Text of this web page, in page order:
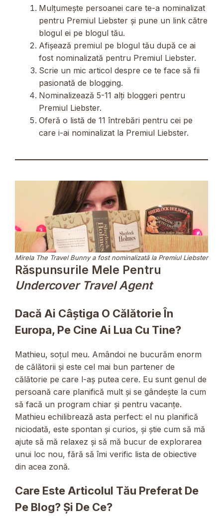
Mulțumește persoanei care te-a nominalizat
pentru Premiul Liebster și pune un link către
blogul ei pe blogul tău.
Afișează premiul pe blogul tău după ce ai
fost nominalizată pentru Premiul Liebster.
Scrie un mic articol despre ce te face să fii
pasionată de blogging.
Nominalizează 5-11 alți bloggeri pentru
Premiul Liebster.
Oferă o listă de 11 întrebări pentru cei pe
care i-ai nominalizat la Premiul Liebster.
Mirela The Travel Bunny a fost nominalizată la Premiul Liebster
Răspunsurile Mele Pentru
Undercover Travel Agent
Dacă Ai Câștiga O Călătorie În
Europa, Pe Cine Ai Lua Cu Tine?
Mathieu, soțul meu. Amândoi ne bucurăm enorm
de călătorii și este cel mai bun partener de
călătorie pe care l-aș putea cere. Eu sunt genul de
persoană care planifică mult și se gândește la cum
să facă un program chiar și pentru vacanțe.
Mathieu echilibrează asta perfect: el nu planifică
niciodată, este spontan și curios, și știe cum să mă
ajute să mă relaxez și să mă bucur de explorarea
unui loc nou, fără să îmi verific lista de obiective
din acea zonă.
Care Este Articolul Tău Preferat De
Pe Blog? Și De Ce?